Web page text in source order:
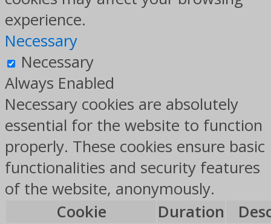
experience.
Necessary
Necessary
Always Enabled
Necessary cookies are absolutely
essential for the website to function
properly. These cookies ensure basic
functionalities and security features
of the website, anonymously.
Cookie
Duration